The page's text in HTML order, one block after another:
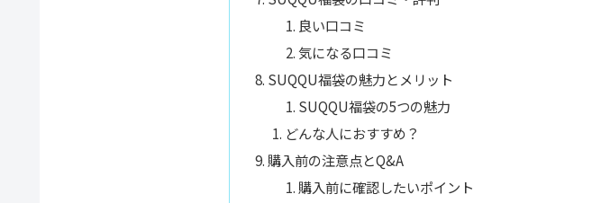
良い口コミ
気になる口コミ
SUQQU福袋の魅力とメリット
SUQQU福袋の5つの魅力
どんな人におすすめ？
購入前の注意点とQ&A
購入前に確認したいポイント